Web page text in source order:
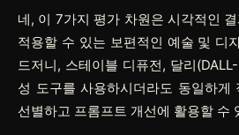
네, 이 7가지 평가 차원은 시각적인
적용할 수 있는 보편적인 예술 및 디
드저니, 스테이블 디퓨전, 달리
성 도구를 사용하시더라도 동일하게
선별하고 프롬프트 개선에 활용할 수